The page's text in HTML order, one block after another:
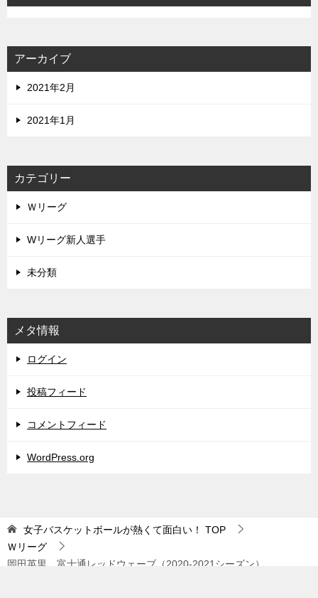
アーカイブ
2021年2月
2021年1月
カテゴリー
Ｗリーグ
Wリーグ新人選手
未分類
メタ情報
ログイン
投稿フィード
コメントフィード
WordPress.org
女子バスケットボールが熱くて面白い！
TOP
Ｗリーグ
岡田英里 富士通レッドウェーブ（2020-2021シーズン）